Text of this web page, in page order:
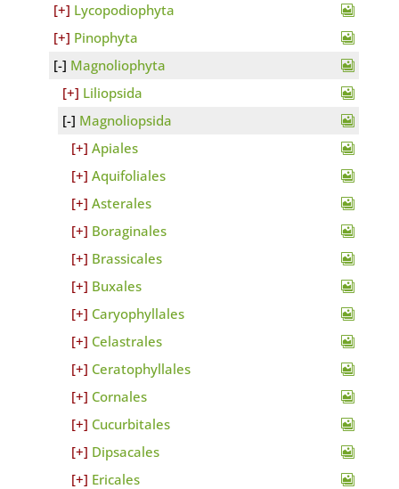
Lycopodiophyta
Pinophyta
Magnoliophyta
Liliopsida
Magnoliopsida
Apiales
Aquifoliales
Asterales
Boraginales
Brassicales
Buxales
Caryophyllales
Celastrales
Ceratophyllales
Cornales
Cucurbitales
Dipsacales
Ericales